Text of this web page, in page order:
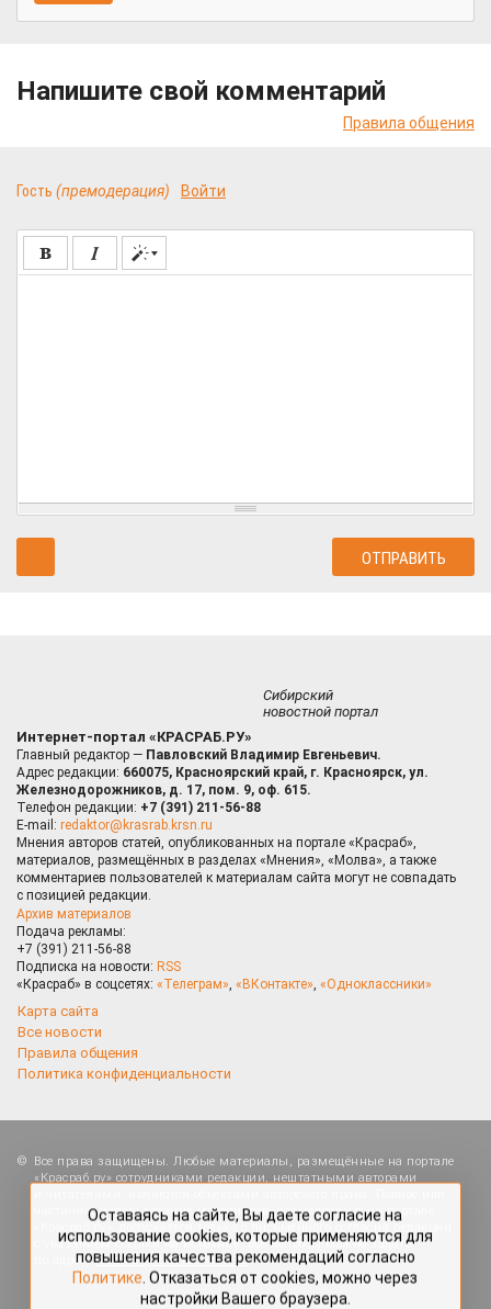
Напишите свой комментарий
Правила общения
Гость (премодерация) Войти
Сибирский
новостной портал
Интернет-портал «КРАСРАБ.РУ»
Главный редактор — Павловский Владимир Евгеньевич.
Адрес редакции: 660075, Красноярский край, г. Красноярск, ул.
Железнодорожников, д. 17, пом. 9, оф. 615.
Телефон редакции: +7 (391) 211-56-88
E-mail: redaktor@krasrab.krsn.ru
Мнения авторов статей, опубликованных на портале «Красраб»,
материалов, размещённых в разделах «Мнения», «Молва», а также
комментариев пользователей к материалам сайта могут не совпадать
с позицией редакции.
Архив материалов
Подача рекламы:
+7 (391) 211-56-88
Подписка на новости: RSS
«Красраб» в соцсетях: «Телеграм», «ВКонтакте», «Одноклассники»
Карта сайта
Все новости
Правила общения
Политика конфиденциальности
Все права защищены. Любые материалы, размещённые на портале
«Красраб.ру» сотрудниками редакции, нештатными авторами
частичное использование материалов, размещённых на портале
«Красраб.ру», допускается только с письменного согласия редакции
с указанием ссылки на источник. Все вопросы можно задать
по адресуredaktor@krasrab.krsn.ru.
использование cookies, которые применяются для
повышения качества рекомендаций согласно
Политике. Отказаться от cookies, можно через
настройки Вашего браузера.
OK